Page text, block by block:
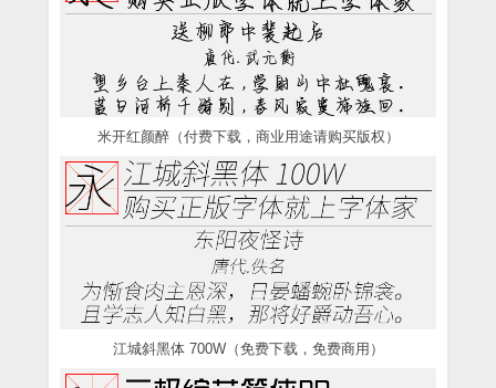
米开红颜醉（付费下载，商业用途请购买版权）
江城斜黑体 700W（免费下载，免费商用）